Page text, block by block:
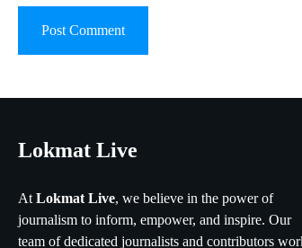
Lokmat Live
AtLokmat Live, we believe in the power of
journalism to inform, empower, and inspire. Our
team of dedicated journalists and contributors